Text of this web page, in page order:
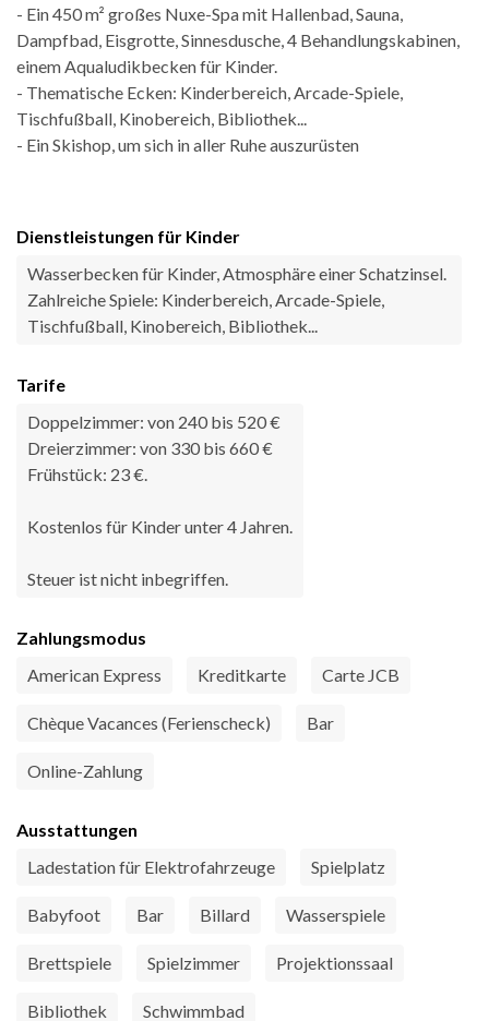
- Ein 450 m² großes Nuxe-Spa mit Hallenbad, Sauna,
Dampfbad, Eisgrotte, Sinnesdusche, 4 Behandlungskabinen,
einem Aqualudikbecken für Kinder.
- Thematische Ecken: Kinderbereich, Arcade-Spiele,
Tischfußball, Kinobereich, Bibliothek...
- Ein Skishop, um sich in aller Ruhe auszurüsten
Dienstleistungen für Kinder
Wasserbecken für Kinder, Atmosphäre einer Schatzinsel.
Zahlreiche Spiele: Kinderbereich, Arcade-Spiele,
Tischfußball, Kinobereich, Bibliothek...
Tarife
Doppelzimmer: von 240 bis 520 €
Dreierzimmer: von 330 bis 660 €
Frühstück: 23 €.
Kostenlos für Kinder unter 4 Jahren.
Steuer ist nicht inbegriffen.
Zahlungsmodus
American Express
Kreditkarte Carte JCB
Chèque Vacances (Ferienscheck) Bar
Online-Zahlung
Ausstattungen
Ladestation für Elektrofahrzeuge
Spielplatz
Babyfoot Bar Billard Wasserspiele
Brettspiele Spielzimmer Projektionssaal
Bibliothek Schwimmbad